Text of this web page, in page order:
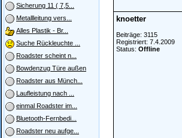
Sicherung 11 ( 7,5...
Metallleitung vers...
Alles Plastik - Br...
Suche Rückleuchte ...
Roadster scheint n...
Bowdenzug Türe außen
Roadster aus Münch...
Laufleistung nach ...
einmal Roadster im...
Bluetooth-Fernbedi...
Roadster neu aufge...
knoetter
Beiträge: 3115
Registriert: 7.4.2009
Status: Offline